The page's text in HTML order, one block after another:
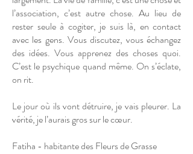
l’association, c’est autre chose. Au lieu de
rester seule à cogiter, je suis là, en contact
avec les gens. Vous discutez, vous échangez
des idées. Vous apprenez des choses quoi.
C’est le psychique quand même. On s’éclate,
on rit.
Le jour où ils vont détruire, je vais pleurer. La
vérité, je l’aurais gros sur le cœur.
Fatiha - habitante des Fleurs de Grasse